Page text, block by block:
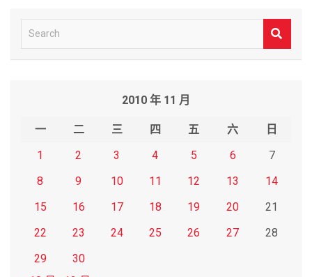
e
2010 年 11 月
一 二 三 四 五 六
日
1
2 3 4 5 6
7
8
9 10 11 12 13
14
15
16 17 18 19 20
21
22
23 24 25 26 27
28
29
30